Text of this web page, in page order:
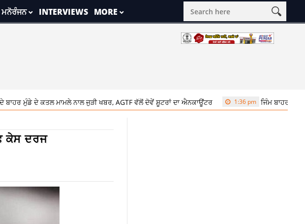
ਮਨੋਰੰਜਨ INTERVIEWS MORE
ਦੇ ਕਤਲ ਮਾਮਲੇ ਨਾਲ ਜੁੜੀ ਖਬਰ, AGTF ਵੱਲੋਂ ਦੋਵੇਂ ਸ਼ੂਟਰਾਂ ਦਾ ਐਨਕਾਊਂਟਰ 1:36 pm ਜਿੰਮ ਬਾਹਰ ਮਾਰੇ ਗਏ
ਕੇਸ ਦਰਜ